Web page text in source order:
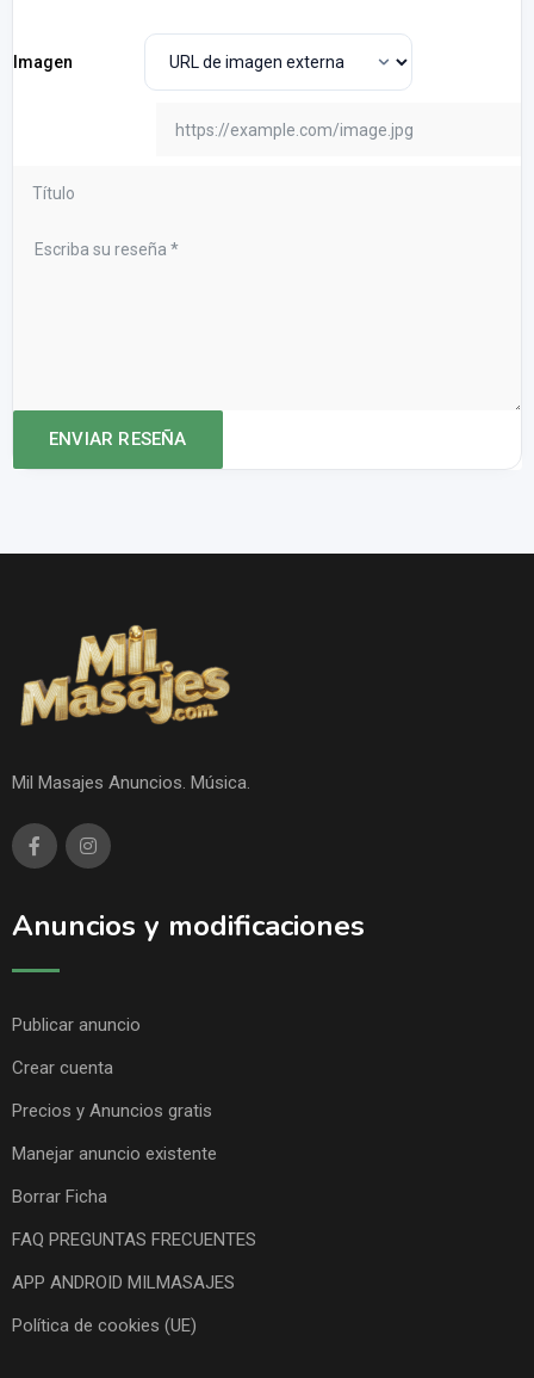
Imagen
Mil Masajes Anuncios. Música.
Anuncios y modificaciones
Publicar anuncio
Crear cuenta
Precios y Anuncios gratis
Manejar anuncio existente
Borrar Ficha
FAQ PREGUNTAS FRECUENTES
APP ANDROID MILMASAJES
Política de cookies (UE)